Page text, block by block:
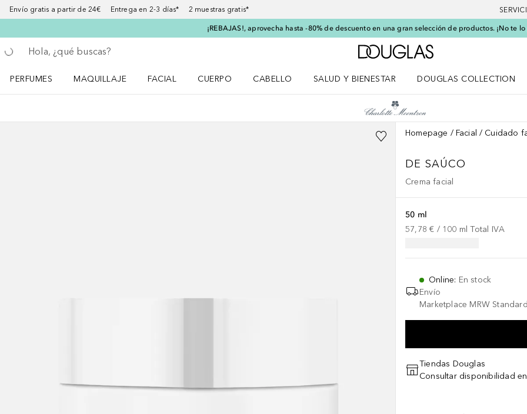
Envío gratis a partir de 24€ Entrega en 2-3 días* 2 muestras gratis*
¡REBAJAS!, aprovecha hasta -80% de descuento en una gran selección de productos. ¡No te
Regresar
Ejecutar búsqueda
A Douglas Home
PERFUMES
MAQUILLAJE
FACIAL
CUERPO
CABELLO
SALUD Y BIENESTAR
DOUGLAS COLLECTION
Homepage Facial Cuidado
DE SAÚCO
Crema facial
50 ml
57,78 € / 100 ml Total IVA
Online: En stock
Envío
Marketplace MRW
Tiendas Douglas
Consultar disponibilidad